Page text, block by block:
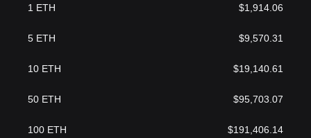
1 ETH $1,914.06
5 ETH $9,570.31
10 ETH $19,140.61
50 ETH $95,703.07
100 ETH $191,406.14